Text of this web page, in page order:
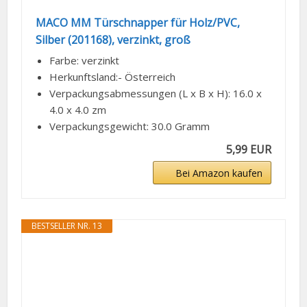
MACO MM Türschnapper für Holz/PVC,
Silber (201168), verzinkt, groß
Farbe: verzinkt
Herkunftsland:- Österreich
Verpackungsabmessungen (L x B x H): 16.0 x
4.0 x 4.0 zm
Verpackungsgewicht: 30.0 Gramm
5,99 EUR
Bei Amazon kaufen
BESTSELLER NR. 13